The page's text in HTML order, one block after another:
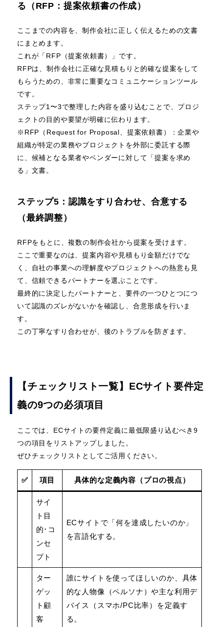
る（RFP：提案依頼書の作成）
ここまでの内容を、制作会社に正しく伝えるための文書
にまとめます。
これが「RFP（提案依頼書）」です。
RFPは、制作会社に正確な見積もりと的確な提案をして
もらうための、非常に重要なコミュニケーションツール
です。
ステップ1〜3で整理した内容を盛り込むことで、プロジ
ェクトの目的や要望が明確に伝わります。
※RFP（Request for Proposal、提案依頼書）：企業や
組織が特定の業務やプロジェクトを外部に委託する際
に、候補となる業者やベンダーに対して「提案を求め
る」文書。
ステップ5：認識をすり合わせ、合意する
（最終調整）
RFPをもとに、複数の制作会社から提案を受けます。
ここで重要なのは、提案内容や見積もり金額だけでな
く、自社の事業への理解度やプロジェクトへの熱意も見
て、信頼できるパートナーを選ぶことです。
最終的に決定したパートナーと、要件の一つひとつにつ
いて認識のズレがないかを確認し、合意形成を行いま
す。
この丁寧なすり合わせが、後のトラブルを防ぎます。
【チェックリスト一覧】ECサイト要件定
義の9つの必須項目
ここでは、ECサイトの要件定義に最低限盛り込むべき9
つの項目をリストアップしました。
ぜひチェックリストとしてご活用ください。
✅ 項目 具体的な定義内容（プロの視点）
サイ
ト目
的･コ
ンセ
プト
ECサイトで「何を達成したいのか」
を言語化する。
ター
ゲッ
ト顧
客
誰にサイトを使ってほしいのか、具体
的な人物像（ペルソナ）や主な利用デ
バイス（スマホ/PC比率）を定義す
る。